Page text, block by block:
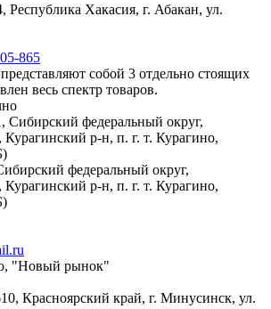
Республика Хакасия, г. Абакан, ул.
865
собой 3 отдельно стоящих
весь спектр товаров.
федеральный округ,
р-н, п. г. т. Курагино,
"Новый рынок"